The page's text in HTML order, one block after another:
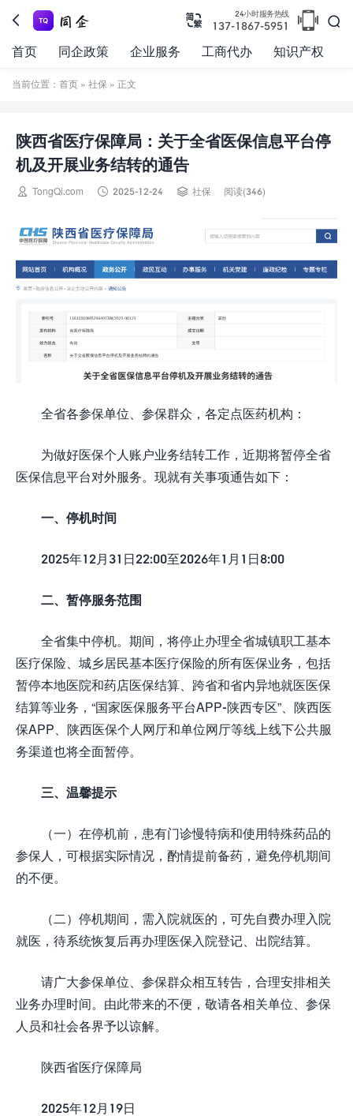
 
24小时服务热线
137-1867-5951 

首页 同企政策 企业服务 工商代办 知识产权
当前位置： 首页 » 社保 » 正文
陕西省医疗保障局：关于全省医保信息平台停
机及开展业务结转的通告
 TongQi.com  2025-12-24  社保 阅读(346)
全省各参保单位、参保群众，各定点医药机构：
为做好医保个人账户业务结转工作，近期将暂停全省
医保信息平台对外服务。现就有关事项通告如下：
一、停机时间
2025年12月31日22:00至2026年1月1日8:00
二、暂停服务范围
全省集中停机。期间，将停止办理全省城镇职工基本
医疗保险、城乡居民基本医疗保险的所有医保业务，包括
暂停本地医院和药店医保结算、跨省和省内异地就医医保
结算等业务，“国家医保服务平台APP-陕西专区”、陕西医
保APP、陕西医保个人网厅和单位网厅等线上线下公共服
务渠道也将全面暂停。
三、温馨提示
（一）在停机前，患有门诊慢特病和使用特殊药品的
参保人，可根据实际情况，酌情提前备药，避免停机期间
的不便。
（二）停机期间，需入院就医的，可先自费办理入院
就医，待系统恢复后再办理医保入院登记、出院结算。
请广大参保单位、参保群众相互转告，合理安排相关
业务办理时间。由此带来的不便，敬请各相关单位、参保
人员和社会各界予以谅解。
陕西省医疗保障局
2025年12月19日